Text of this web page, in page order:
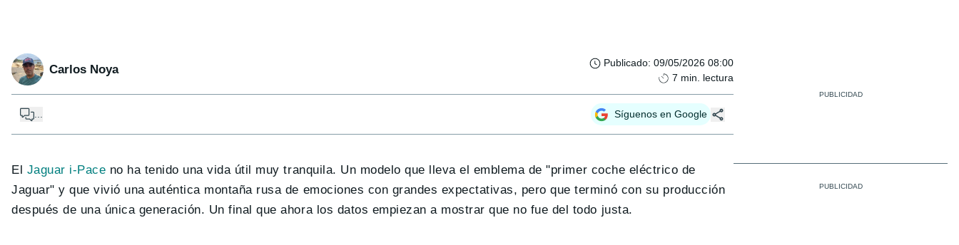
Carlos Noya Publicado: 09/05/2026 08:00
7 min. lectura
... Síguenos en Google
El Jaguar i-Pace no ha tenido una vida útil muy tranquila. Un modelo que lleva el emblema de "primer coche eléctrico de
Jaguar" y que vivió una auténtica montaña rusa de emociones con grandes expectativas, pero que terminó con su producción
después de una única generación. Un final que ahora los datos empiezan a mostrar que no fue del todo justa.